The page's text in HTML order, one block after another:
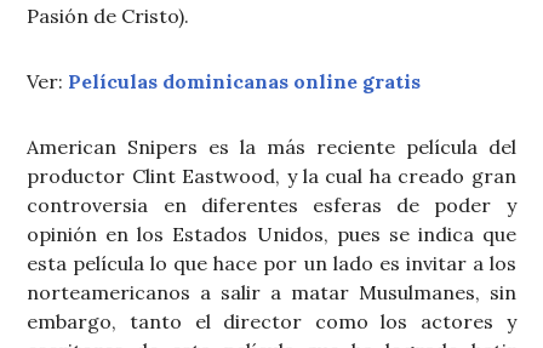
Pasión de Cristo).
Ver: Películas dominicanas online gratis
American Snipers es la más reciente película del
productor Clint Eastwood, y la cual ha creado gran
controversia en diferentes esferas de poder y
opinión en los Estados Unidos, pues se indica que
esta película lo que hace por un lado es invitar a los
norteamericanos a salir a matar Musulmanes, sin
embargo, tanto el director como los actores y